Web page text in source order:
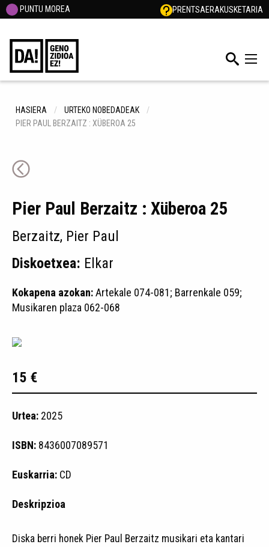
PUNTU MOREA PRENTSAERAKUSKETARIA
HASIERA
URTEKO NOBEDADEAK
PIER PAUL BERZAITZ : XÜBEROA 25
Pier Paul Berzaitz : Xüberoa 25
Berzaitz, Pier Paul
Diskoetxea: Elkar
Kokapena azokan:Artekale 074-081; Barrenkale 059;
Musikaren plaza 062-068
15 €
Urtea: 2025
ISBN: 8436007089571
Euskarria: CD
Deskripzioa
Diska berri honek Pier Paul Berzaitz musikari eta kantari